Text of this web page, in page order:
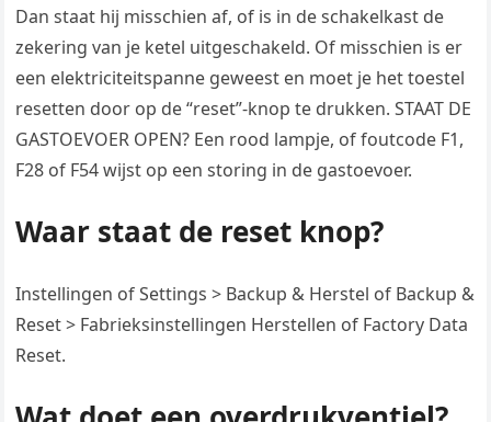
Dan staat hij misschien af, of is in de schakelkast de
zekering van je ketel uitgeschakeld. Of misschien is er
een elektriciteitspanne geweest en moet je het toestel
resetten door op de “reset”-knop te drukken. STAAT DE
GASTOEVOER OPEN? Een rood lampje, of foutcode F1,
F28 of F54 wijst op een storing in de gastoevoer.
Waar staat de reset knop?
Instellingen of Settings > Backup & Herstel of Backup &
Reset > Fabrieksinstellingen Herstellen of Factory Data
Reset.